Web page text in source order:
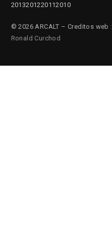
2013201220112010
© 2026 ARCALT – Creditos web :
Ronald Curchod